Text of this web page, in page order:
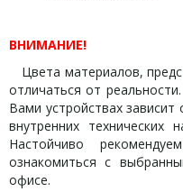
ВНИМАНИЕ!
Цвета материалов,
отличаться от
Вами устройствах
внутренних технических
Настойчиво
ознакомиться с
офисе.